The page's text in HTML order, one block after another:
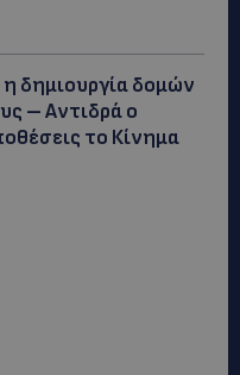
η δημιουργία δομών
– Αντιδρά ο
το Κίνημα